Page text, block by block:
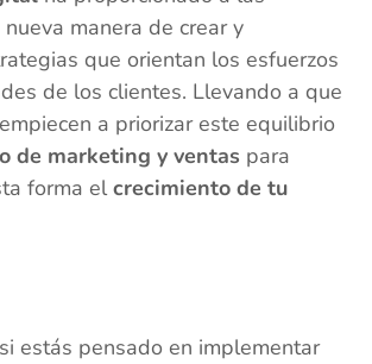
manera de crear y
que orientan los esfuerzos
de los clientes. Llevando a que
a priorizar este equilibrio
de marketing y ventas para
forma elcrecimiento de tu
estás pensado en implementar